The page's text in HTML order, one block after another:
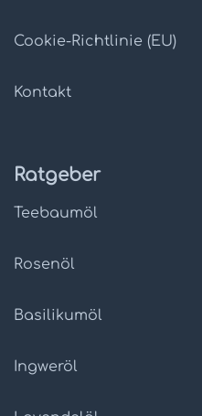
Cookie-Richtlinie (EU)
Kontakt
Ratgeber
Teebaumöl
Rosenöl
Basilikumöl
Ingweröl